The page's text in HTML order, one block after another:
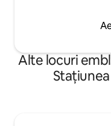
Alte locuri